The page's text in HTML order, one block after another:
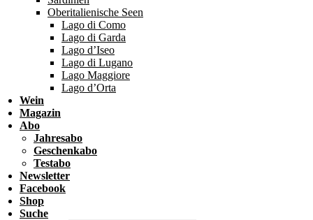
Oberitalienische Seen
Lago di Como
Lago di Garda
Lago d’Iseo
Lago di Lugano
Lago Maggiore
Lago d’Orta
Wein
Magazin
Abo
Jahresabo
Geschenkabo
Testabo
Newsletter
Facebook
Shop
Suche